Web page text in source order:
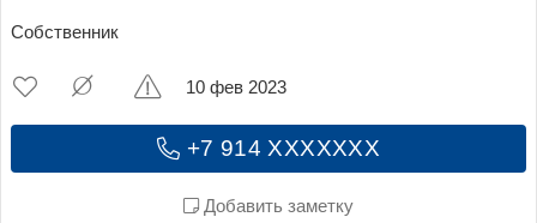
Собственник
+7 914 XXXXXXX
Добавить заметку
10 фев 2023